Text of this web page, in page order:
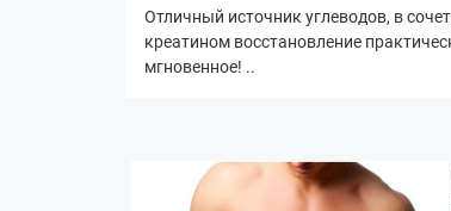
Отличный источник углеводов, в
креатином восстановление
мгновенное! ..